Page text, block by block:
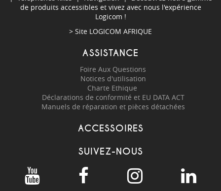
de produits accessibles et vivez avec nous l'expérience
Logicom !
> Site LOGICOM AFRIQUE
ASSISTANCE
Foire Aux Questions
Notices d'utilisation
Charte Ethique
Déclarations de conformité et EU DATA ACT
Manuels de réparation et pièces détachées
ACCESSOIRES
SUIVEZ-NOUS